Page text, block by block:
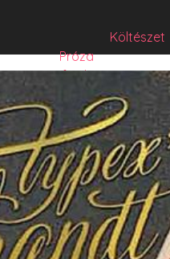
Költészet
Próza
Műfordítás
Folyó/irat/mentés
Sorozat
Hibrid
Hasznos szöveg
Józsefet nem kérdezte senki
Csízió
HISZTI